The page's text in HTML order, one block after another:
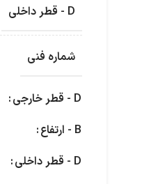
D - قطر داخلی
شماره فنی
D - قطر خارجی
B - ارتفاع
D - قطر داخلی